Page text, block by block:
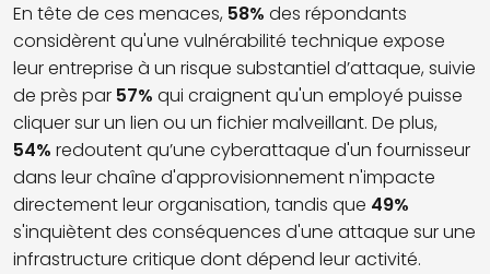
En tête de ces menaces, 58% des répondants
considèrent qu'une vulnérabilité technique expose
leur entreprise à un risque substantiel d’attaque, suivie
de près par 57% qui craignent qu'un employé puisse
cliquer sur un lien ou un fichier malveillant. De plus,
54% redoutent qu’une cyberattaque d'un fournisseur
dans leur chaîne d'approvisionnement n'impacte
directement leur organisation, tandis que 49%
s'inquiètent des conséquences d'une attaque sur une
infrastructure critique dont dépend leur activité.